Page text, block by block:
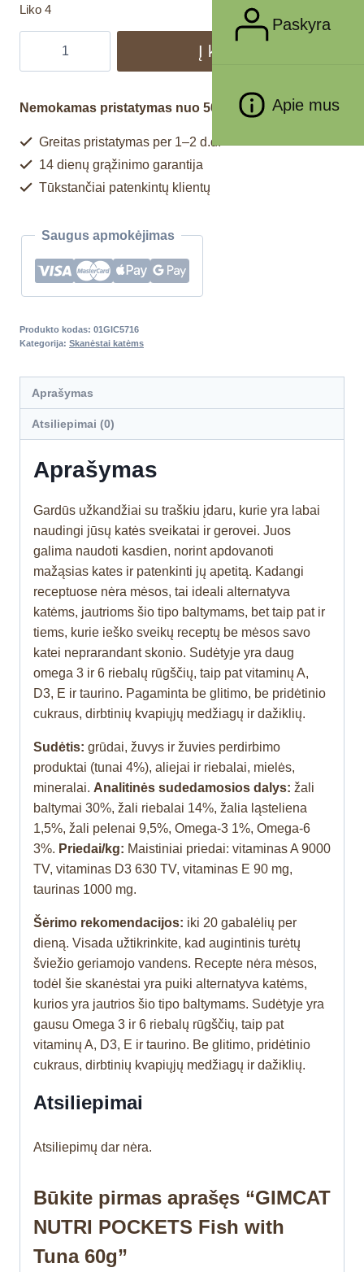
Paskyra
Apie mus
Liko 4
Į krepšelį
Nemokamas pristatymas nuo 50€
Greitas pristatymas per 1–2 d.d.
14 dienų grąžinimo garantija
Tūkstančiai patenkintų klientų
Saugus apmokėjimas
Produkto kodas: 01GIC5716
Kategorija: Skanėstai katėms
Aprašymas
Atsiliepimai (0)
Aprašymas
Gardūs užkandžiai su traškiu įdaru, kurie yra labai
naudingi jūsų katės sveikatai ir gerovei. Juos
galima naudoti kasdien, norint apdovanoti
mažąsias kates ir patenkinti jų apetitą. Kadangi
receptuose nėra mėsos, tai ideali alternatyva
katėms, jautrioms šio tipo baltymams, bet taip pat ir
tiems, kurie ieško sveikų receptų be mėsos savo
katei neprarandant skonio. Sudėtyje yra daug
omega 3 ir 6 riebalų rūgščių, taip pat vitaminų A,
D3, E ir taurino. Pagaminta be glitimo, be pridėtinio
cukraus, dirbtinių kvapiųjų medžiagų ir dažiklių.
Sudėtis: grūdai, žuvys ir žuvies perdirbimo
produktai (tunai 4%), aliejai ir riebalai, mielės,
mineralai. Analitinės sudedamosios dalys: žali
baltymai 30%, žali riebalai 14%, žalia ląsteliena
1,5%, žali pelenai 9,5%, Omega-3 1%, Omega-6
3%. Priedai/kg: Maistiniai priedai: vitaminas A 9000
TV, vitaminas D3 630 TV, vitaminas E 90 mg,
taurinas 1000 mg.
Šėrimo rekomendacijos: iki 20 gabalėlių per
dieną. Visada užtikrinkite, kad augintinis turėtų
šviežio geriamojo vandens. Recepte nėra mėsos,
todėl šie skanėstai yra puiki alternatyva katėms,
kurios yra jautrios šio tipo baltymams. Sudėtyje yra
gausu Omega 3 ir 6 riebalų rūgščių, taip pat
vitaminų A, D3, E ir taurino. Be glitimo, pridėtinio
cukraus, dirbtinių kvapiųjų medžiagų ir dažiklių.
Atsiliepimai
Atsiliepimų dar nėra.
Būkite pirmas aprašęs “GIMCAT
NUTRI POCKETS Fish with
Tuna 60g”